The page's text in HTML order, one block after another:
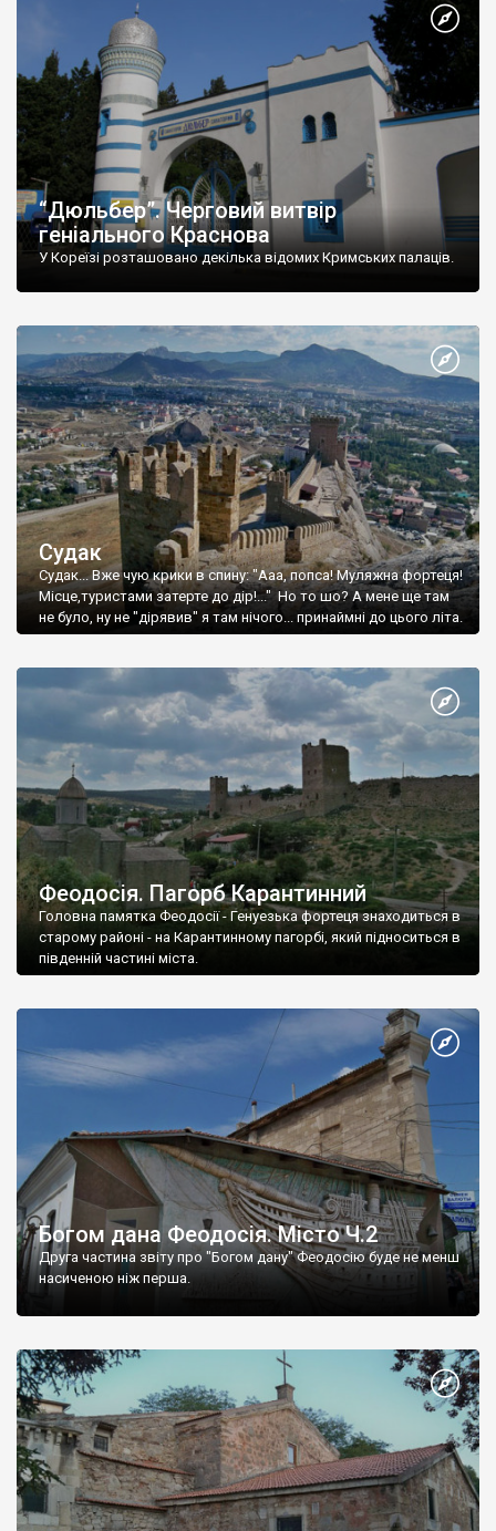
“Дюльбер”. Черговий витвір
геніального Краснова
У Кореїзі розташовано декілька відомих Кримських палаців.
Судак
Судак... Вже чую крики в спину: "Ааа, попса! Муляжна фортеця!
Місце,туристами затерте до дір!..." Но то шо? А мене ще там
не було, ну не "дірявив" я там нічого... принаймні до цього літа.
Феодосія. Пагорб Карантинний
Головна памятка Феодосії - Генуезька фортеця знаходиться в
старому районі - на Карантинному пагорбі, який підноситься в
південній частині міста.
Богом дана Феодосія. Місто Ч.2
Друга частина звіту про "Богом дану" Феодосію буде не менш
насиченою ніж перша.